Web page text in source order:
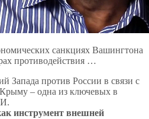
санкциях Вашингтона
противодействия …
Запада против России в связи с
– одна из ключевых в
инструмент внешней